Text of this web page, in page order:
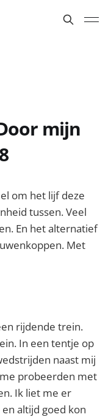
mijn
om het lijf deze
tussen. Veel
En het alternatief
Met
rijdende trein.
In een tentje op
naast mij
probeerden met
Ik liet me er
altijd goed kon